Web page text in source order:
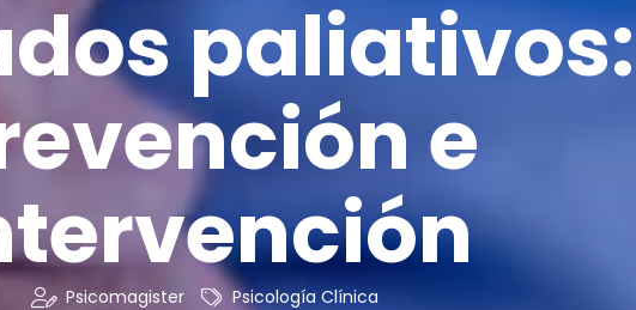
paliativos:
e
Psicomagister Psicología Clínica